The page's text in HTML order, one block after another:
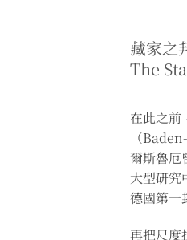
藏家之
The
在此之前
（
爾斯魯厄
大型研
德國第一
再把尺度